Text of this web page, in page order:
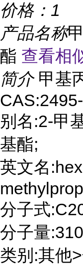
价格： 1
产品名称
酯 查看相
简介 甲基
别名:2-甲
基酯;
英文名
分子式
分子量
类别:其他